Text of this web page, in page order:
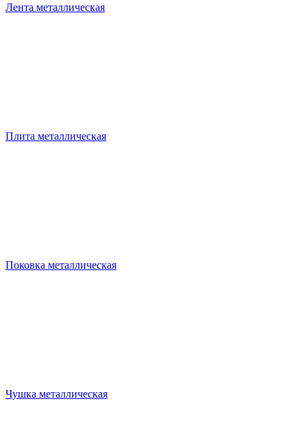
Лента металлическая
Плита металлическая
Поковка металлическая
Чушка металлическая